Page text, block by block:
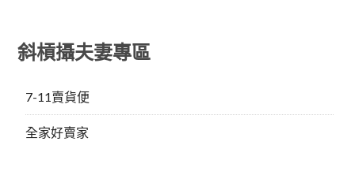
斜槓攝夫妻專區
7-11賣貨便
全家好賣家